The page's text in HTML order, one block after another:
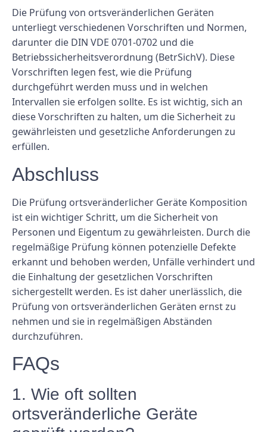
Die Prüfung von ortsveränderlichen Geräten
unterliegt verschiedenen Vorschriften und Normen,
darunter die DIN VDE 0701-0702 und die
Betriebssicherheitsverordnung (BetrSichV). Diese
Vorschriften legen fest, wie die Prüfung
durchgeführt werden muss und in welchen
Intervallen sie erfolgen sollte. Es ist wichtig, sich an
diese Vorschriften zu halten, um die Sicherheit zu
gewährleisten und gesetzliche Anforderungen zu
erfüllen.
Abschluss
Die Prüfung ortsveränderlicher Geräte Komposition
ist ein wichtiger Schritt, um die Sicherheit von
Personen und Eigentum zu gewährleisten. Durch die
regelmäßige Prüfung können potenzielle Defekte
erkannt und behoben werden, Unfälle verhindert und
die Einhaltung der gesetzlichen Vorschriften
sichergestellt werden. Es ist daher unerlässlich, die
Prüfung von ortsveränderlichen Geräten ernst zu
nehmen und sie in regelmäßigen Abständen
durchzuführen.
FAQs
1. Wie oft sollten
ortsveränderliche Geräte